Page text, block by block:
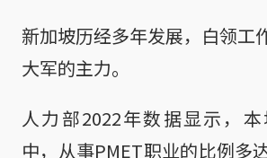
新加坡历经多年发展，白领工
大军的主力。
人力部2022年数据显示，
中，从事PMET职业的比例多